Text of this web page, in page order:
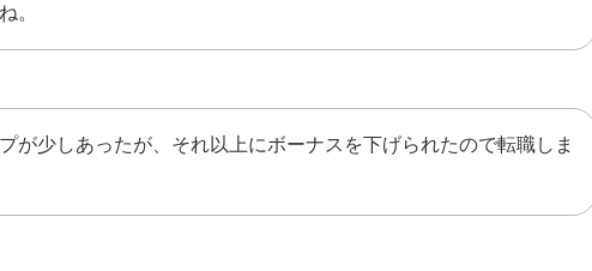
。
が少しあったが、それ以上にボーナスを下げられたので転職しま